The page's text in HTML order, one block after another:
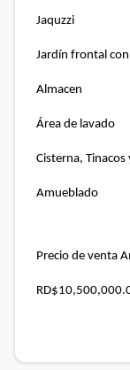
Jaquzzi
Jardín frontal
Almacen
Área de lavado
Cisterna, Tinacos
Amueblado
Precio de venta